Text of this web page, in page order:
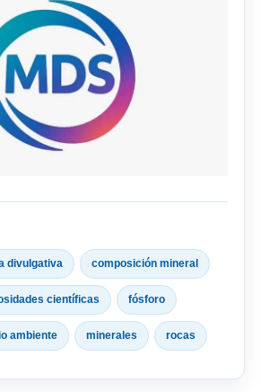
divulgativa composición mineral
científicas fósforo
ambiente minerales rocas